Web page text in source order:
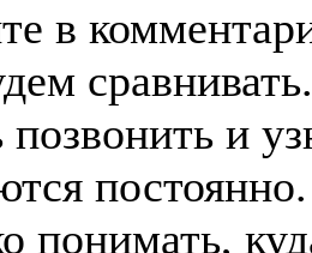
в
позвонить и
понимать,